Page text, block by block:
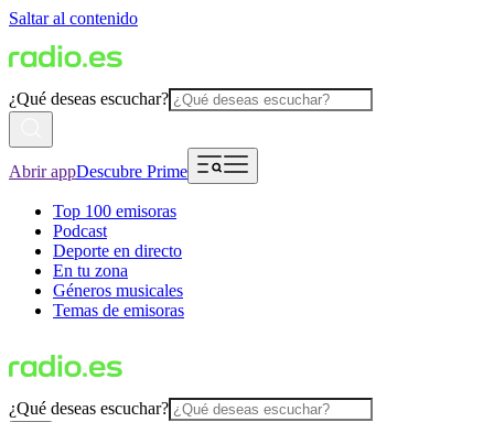
Saltar al contenido
¿Qué deseas escuchar?
Abrir appDescubre Prime
Top 100 emisoras
Podcast
Deporte en directo
En tu zona
Géneros musicales
Temas de emisoras
¿Qué deseas escuchar?